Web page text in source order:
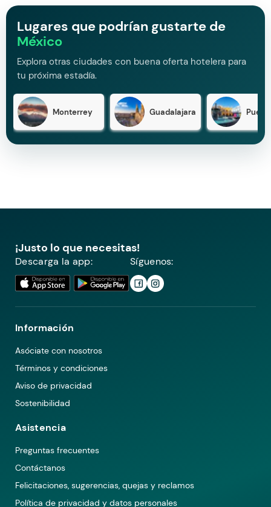
Lugares que podrían gustarte de
México
Explora otras ciudades con buena oferta hotelera para
tu próxima estadía.
Monterrey Guadalajara
¡Justo lo que necesitas!
Descarga la app: Síguenos:
Información
Asóciate con nosotros
Términos y condiciones
Aviso de privacidad
Sostenibilidad
Asistencia
Preguntas frecuentes
Contáctanos
Felicitaciones, sugerencias, quejas y reclamos
Política de privacidad y datos personales